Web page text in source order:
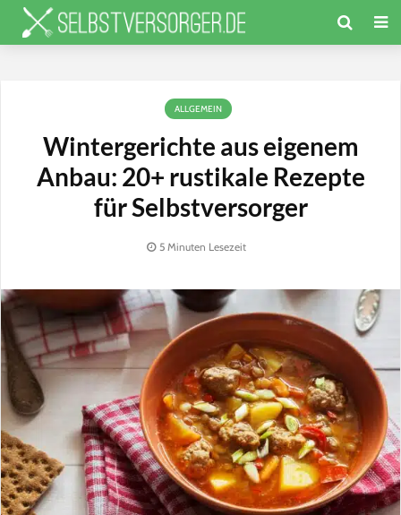
ALLGEMEIN
Wintergerichte aus eigenem
Anbau: 20+ rustikale Rezepte
für Selbstversorger
5 Minuten Lesezeit